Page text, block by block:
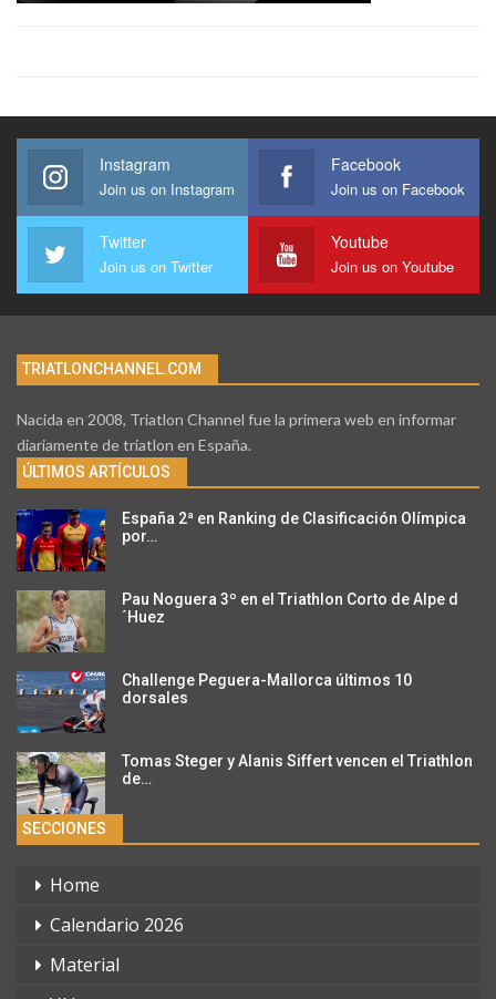
Instagram
Join us on Instagram
Facebook
Join us on Facebook
Twitter
Join us on Twitter
Youtube
Join us on Youtube
TRIATLONCHANNEL.COM
Nacida en 2008, Triatlon Channel fue la primera web en informar
diariamente de triatlon en España.
ÚLTIMOS ARTÍCULOS
España 2ª en Ranking de Clasificación Olímpica
por…
Pau Noguera 3º en el Triathlon Corto de Alpe d
´Huez
Challenge Peguera-Mallorca últimos 10
dorsales
Tomas Steger y Alanis Siffert vencen el Triathlon
de…
SECCIONES
Home
Calendario 2026
Material